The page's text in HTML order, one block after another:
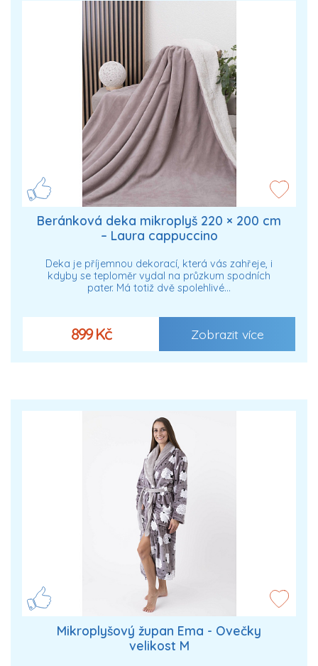
Beránková deka mikroplyš 220 × 200 cm
– Laura cappuccino
Deka je příjemnou dekorací, která vás zahřeje, i
kdyby se teploměr vydal na průzkum spodních
pater. Má totiž dvě spolehlivé…
899 Kč Zobrazit více
Mikroplyšový župan Ema - Ovečky
velikost M